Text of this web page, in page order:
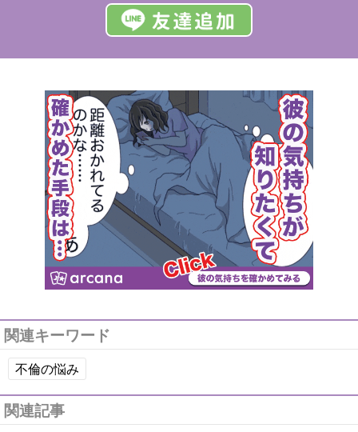
関連キーワード
不倫の悩み
関連記事